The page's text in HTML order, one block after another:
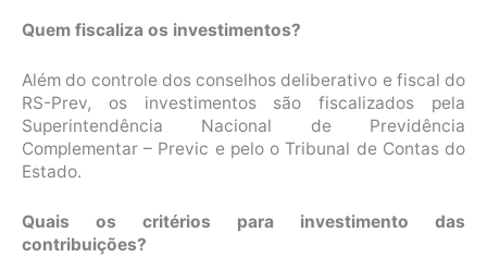
Quem fiscaliza os investimentos?
Além do controle dos conselhos deliberativo e fiscal do
RS-Prev, os investimentos são fiscalizados pela
Superintendência Nacional de Previdência
Complementar – Previc e pelo o Tribunal de Contas do
Estado.
Quais os critérios para investimento das
contribuições?